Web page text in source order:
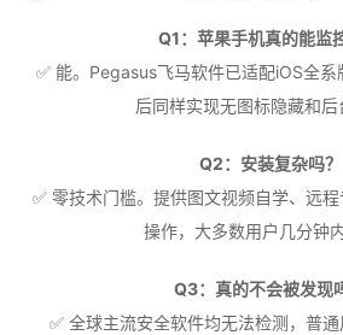
Q1：苹果手机真的能监
✅ 能。Pegasus飞马软件已适配iOS全
后同样实现无图标隐藏和后
Q2：安装复杂吗？
✅ 零技术门槛。提供图文视频自学、远
操作，大多数用户几分钟内
Q3：真的不会被发现
✅ 全球主流安全软件均无法检测，普通